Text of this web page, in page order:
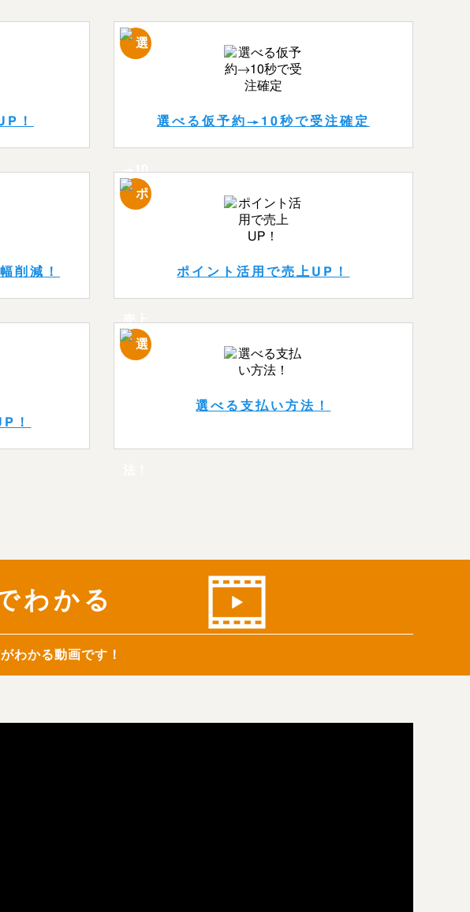
！ 選べる仮予約→10秒で受注確定
削減！ ポイント活用で売上UP！
！
選べる支払い方法！
わかる
わかる動画です！